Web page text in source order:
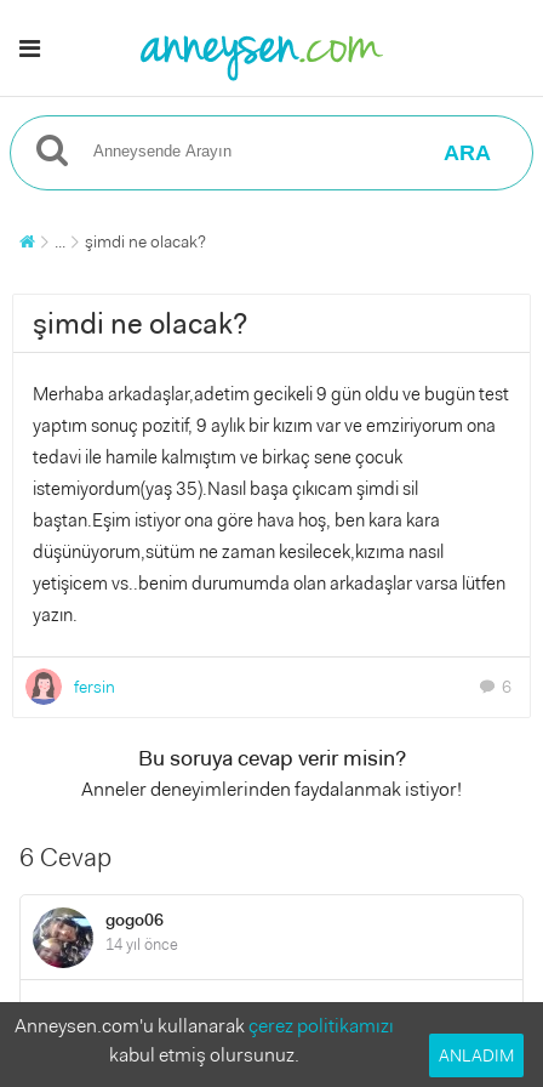
ARA
... şimdi ne olacak?
şimdi ne olacak?
Merhaba arkadaşlar,adetim gecikeli 9 gün oldu ve bugün test
yaptım sonuç pozitif, 9 aylık bir kızım var ve emziriyorum ona
tedavi ile hamile kalmıştım ve birkaç sene çocuk
istemiyordum(yaş 35).Nasıl başa çıkıcam şimdi sil
baştan.Eşim istiyor ona göre hava hoş, ben kara kara
düşünüyorum,sütüm ne zaman kesilecek,kızıma nasıl
yetişicem vs..benim durumumda olan arkadaşlar varsa lütfen
yazın.
fersin chat 6
Bu soruya cevap verir misin?
Anneler deneyimlerinden faydalanmak istiyor!
6 Cevap
gogo06
14 yıl önce
mrb.siz yine bana göre şanslısınız:) bende kızım 5 aylıkken
hamile kalmıştım .şuan kızım 11 aylık ve ben 6 buçuk aylık
hamileyim.zorluğunu şimdiden yaşıyorum .kucağıma çok
Anneysen.com'u kullanarakçerez politikamızı
kabul etmiş olursunuz.
ANLADIM